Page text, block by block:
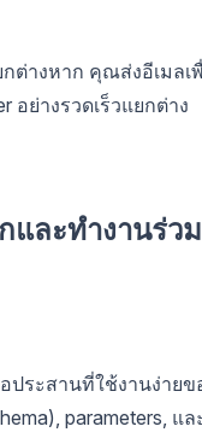
ต่างหาก คุณส่งอีเมลเ
ย่างรวดเร็วแยกต่าง
และทำงานร่วม
ประสานที่ใช้งานง่ายข
parameters, แล